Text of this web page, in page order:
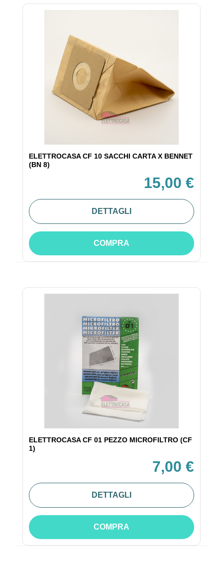
ELETTROCASA CF 10 SACCHI CARTA X BENNET
(BN 8)
15,00 €
DETTAGLI
COMPRA
ELETTROCASA CF 01 PEZZO MICROFILTRO (CF
1)
7,00 €
DETTAGLI
COMPRA